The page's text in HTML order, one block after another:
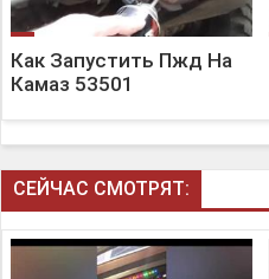
Как Запустить Пжд На
Камаз 53501
СЕЙЧАС СМОТРЯТ: